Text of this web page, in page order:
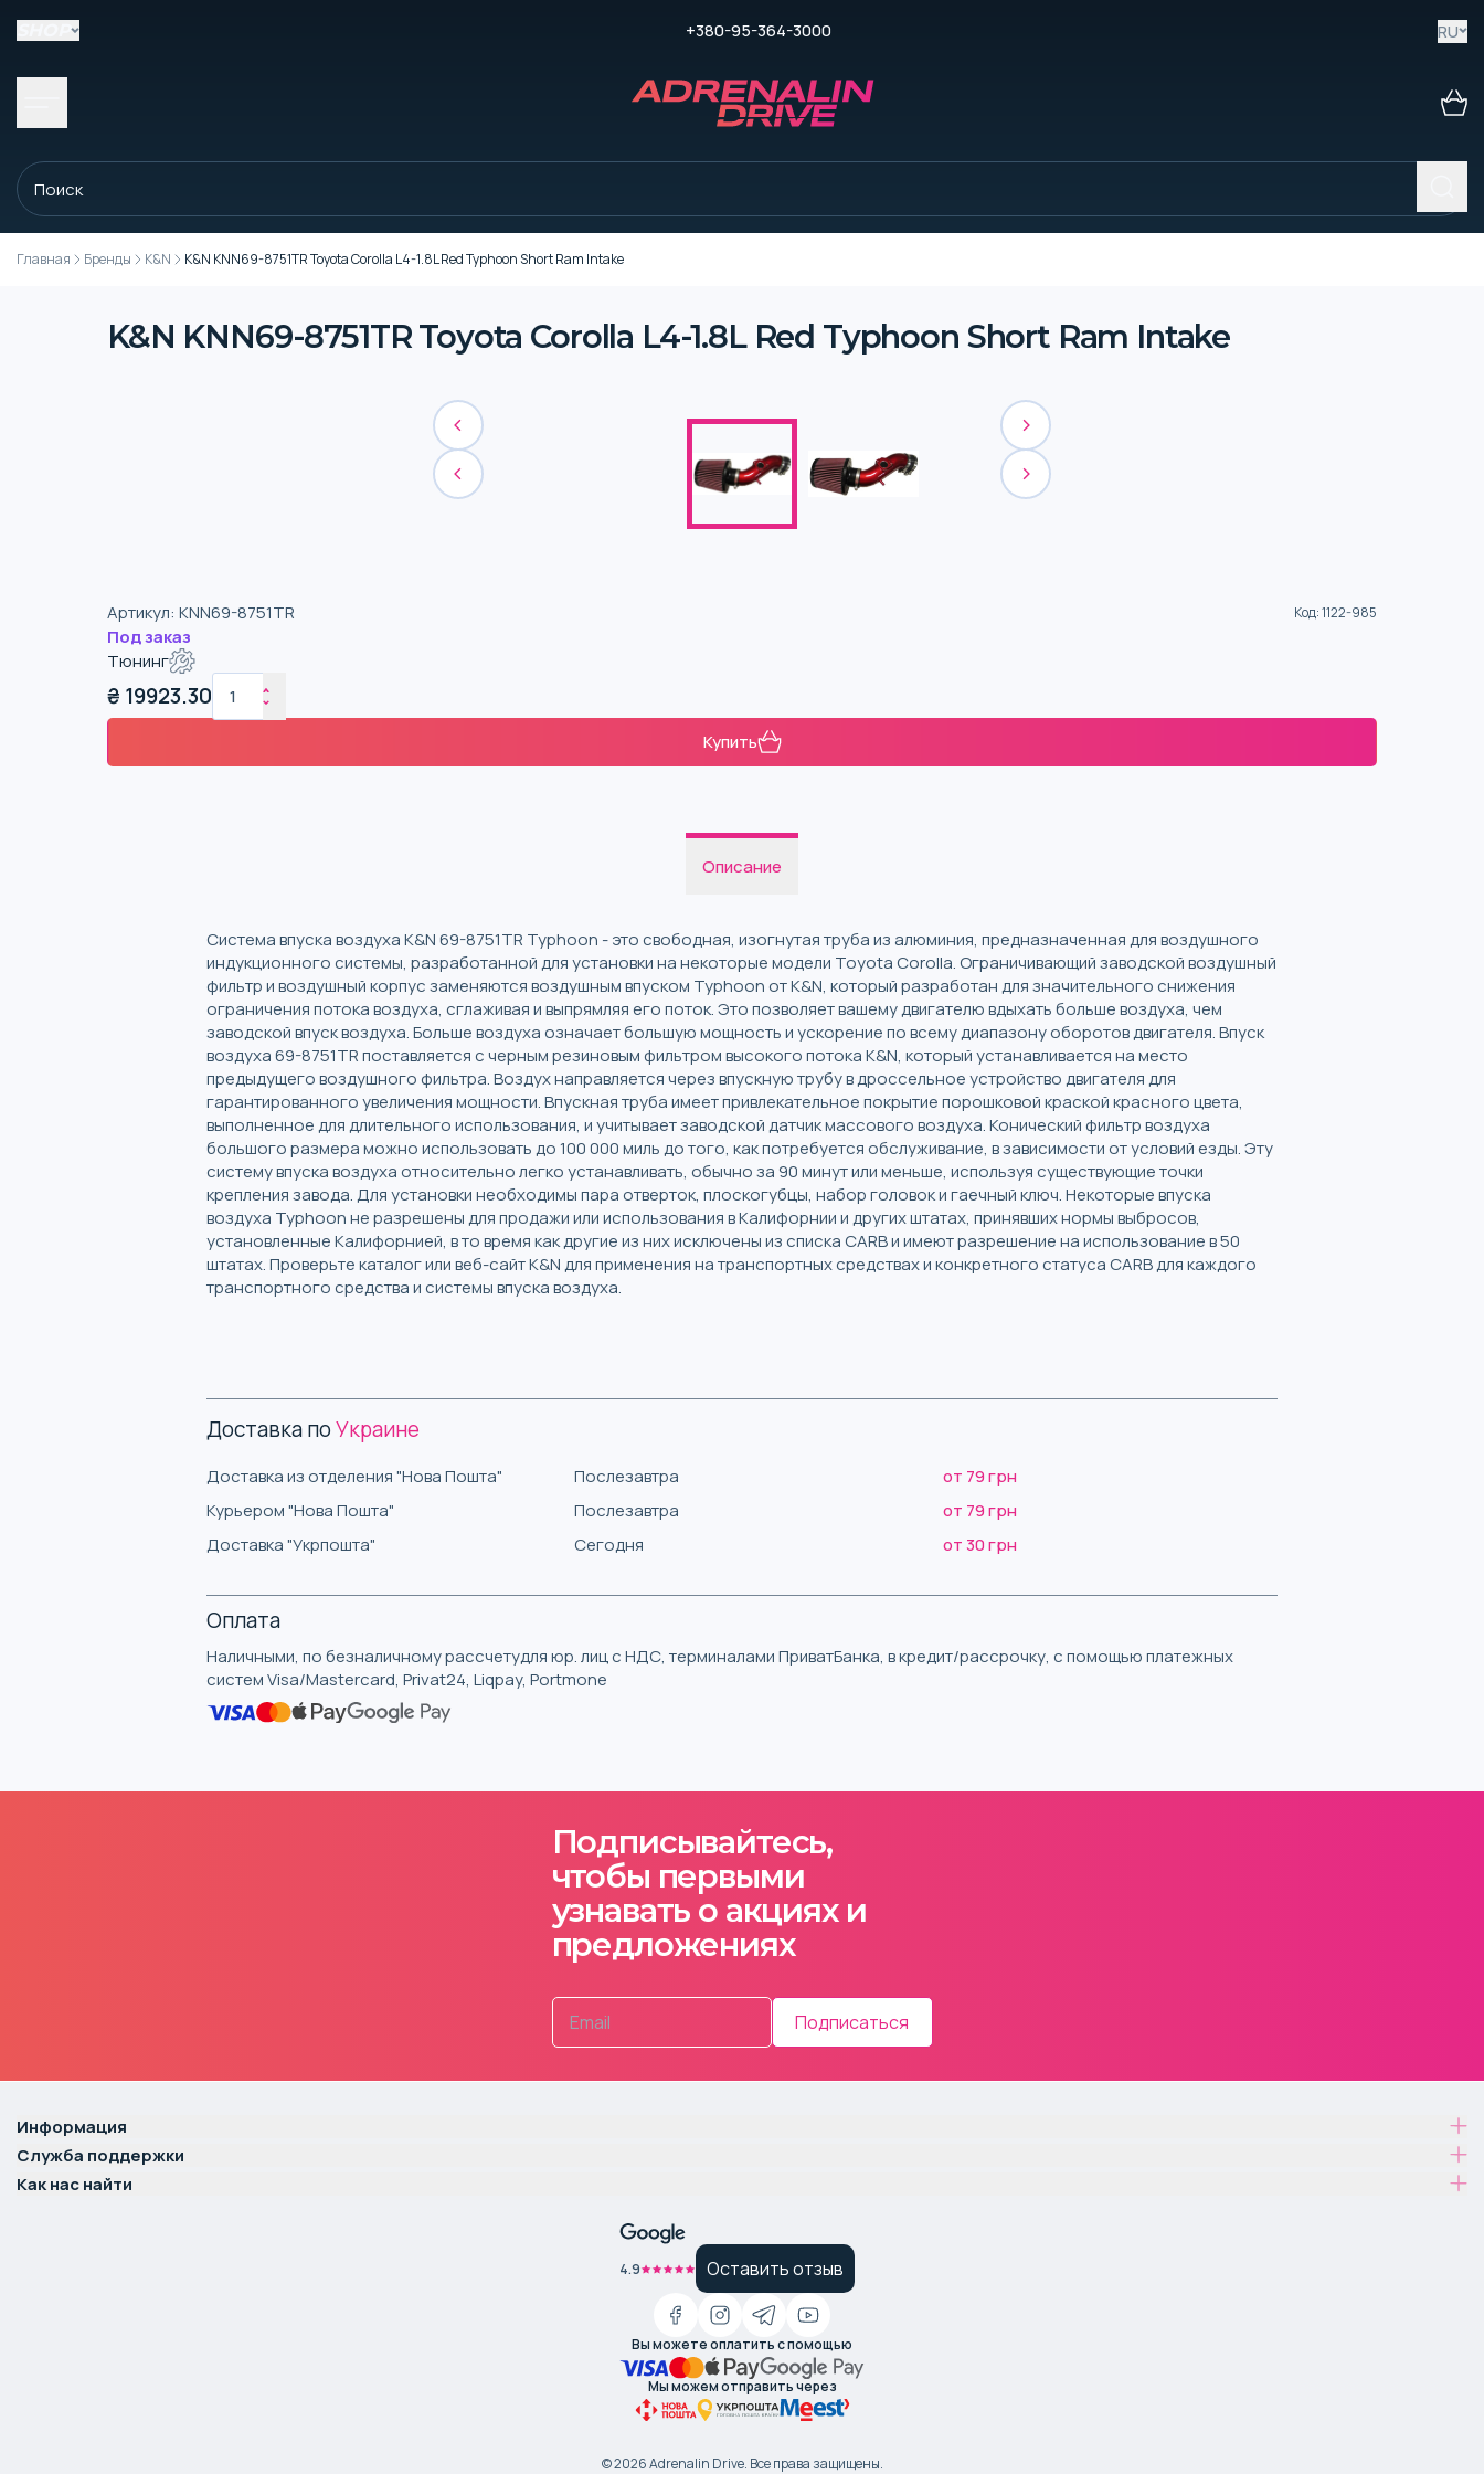
+380-95-364-3000 RU
Главная Бренды K&N K&N KNN69-8751TR Toyota Corolla L4-1.8L Red Typhoon Short Ram Intake
K&N KNN69-8751TR Toyota Corolla L4-1.8L Red Typhoon Short Ram Intake
Артикул: KNN69-8751TR Код:1122-985
Под заказ
Тюнинг
₴ 19923.30
Купить
Описание
Система впуска воздуха K&N 69-8751TR Typhoon - это свободная, изогнутая труба из алюминия, предназначенная для воздушного
индукционного системы, разработанной для установки на некоторые модели Toyota Corolla. Ограничивающий заводской воздушный
фильтр и воздушный корпус заменяются воздушным впуском Typhoon от K&N, который разработан для значительного снижения
ограничения потока воздуха, сглаживая и выпрямляя его поток. Это позволяет вашему двигателю вдыхать больше воздуха, чем
заводской впуск воздуха. Больше воздуха означает большую мощность и ускорение по всему диапазону оборотов двигателя. Впуск
воздуха 69-8751TR поставляется с черным резиновым фильтром высокого потока K&N, который устанавливается на место
предыдущего воздушного фильтра. Воздух направляется через впускную трубу в дроссельное устройство двигателя для
гарантированного увеличения мощности. Впускная труба имеет привлекательное покрытие порошковой краской красного цвета,
выполненное для длительного использования, и учитывает заводской датчик массового воздуха. Конический фильтр воздуха
большого размера можно использовать до 100 000 миль до того, как потребуется обслуживание, в зависимости от условий езды. Эту
систему впуска воздуха относительно легко устанавливать, обычно за 90 минут или меньше, используя существующие точки
крепления завода. Для установки необходимы пара отверток, плоскогубцы, набор головок и гаечный ключ. Некоторые впуска
воздуха Typhoon не разрешены для продажи или использования в Калифорнии и других штатах, принявших нормы выбросов,
установленные Калифорнией, в то время как другие из них исключены из списка CARB и имеют разрешение на использование в 50
штатах. Проверьте каталог или веб-сайт K&N для применения на транспортных средствах и конкретного статуса CARB для каждого
транспортного средства и системы впуска воздуха.
Доставка поУкраине
Доставка из отделения "Нова Пошта" Послезавтра
от 79 грн
Курьером "Нова Пошта"
Послезавтра
от 79 грн
Доставка "Укрпошта"
Сегодня от 30 грн
Оплата
Наличными, по безналичному рассчетудля юр. лиц с НДС, терминалами ПриватБанка, в кредит/рассрочку, с помощью платежных
систем Visa/Mastercard, Privat24, Liqpay, Portmone
Подписывайтесь,
чтобы первыми
узнавать о акциях и
предложениях
Подписаться
Информация
Служба поддержки
Как нас найти
4.9 Оставить отзыв
Вы можете оплатить с помощью
Мы можем отправить через
©2026Adrenalin Drive. Все права защищены.